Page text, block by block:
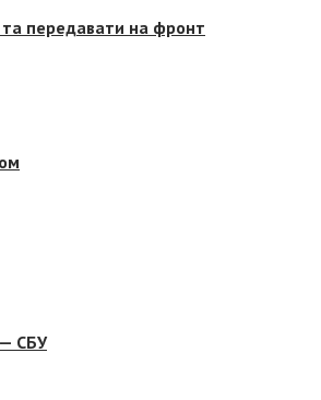
та передавати на фронт
— СБУ